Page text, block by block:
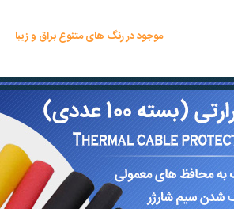
موجود در رنگ های متنوع براق و زیبا